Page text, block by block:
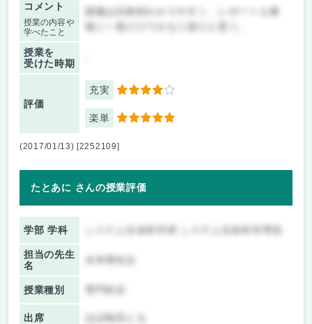
コメント
授業の内容や
学べたこと
講義は比較的わかりやすく、レポートも最
授業を
受けた時期
評価
充実 4
楽単 5
(2017/01/13) [2252109]
たとあに さんの授業評価
学部 学科 システム生命科学府 システム生命科学専攻
担当の先生
名
授業種別
出席 ほぼ毎回とる